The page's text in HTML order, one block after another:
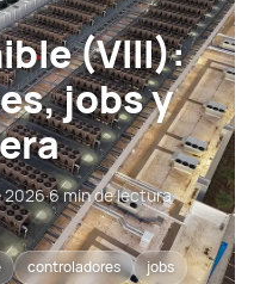
(VIII):
jobs y
2026·6 min de lectura·
controladores jobs